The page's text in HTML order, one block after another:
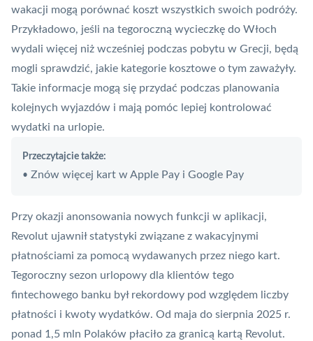
wakacji mogą porównać koszt wszystkich swoich podróży.
Przykładowo, jeśli na tegoroczną wycieczkę do Włoch
wydali więcej niż wcześniej podczas pobytu w Grecji, będą
mogli sprawdzić, jakie kategorie kosztowe o tym zaważyły.
Takie informacje mogą się przydać podczas planowania
kolejnych wyjazdów i mają pomóc lepiej kontrolować
wydatki na urlopie.
Przeczytajcie także:
• Znów więcej kart w Apple Pay i Google Pay
Przy okazji anonsowania nowych funkcji w aplikacji,
Revolut ujawnił statystyki związane z wakacyjnymi
płatnościami za pomocą wydawanych przez niego kart.
Tegoroczny sezon urlopowy dla klientów tego
fintechowego banku był rekordowy pod względem liczby
płatności i kwoty wydatków. Od maja do sierpnia 2025 r.
ponad 1,5 mln Polaków płaciło za granicą kartą Revolut.